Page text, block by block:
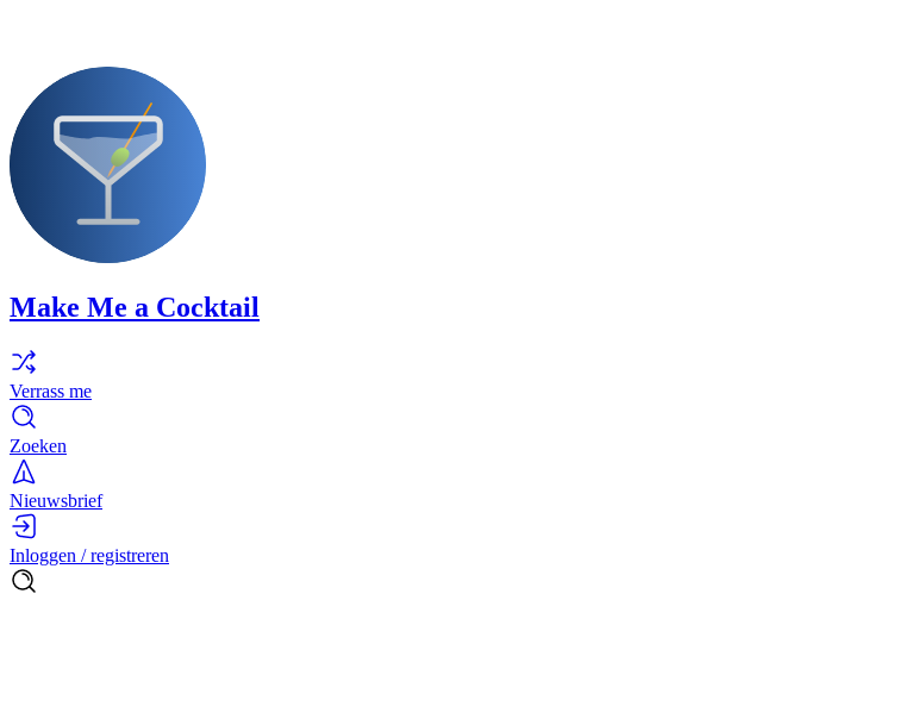
Make Me a Cocktail
Verrass me
Zoeken
Nieuwsbrief
Inloggen / registreren